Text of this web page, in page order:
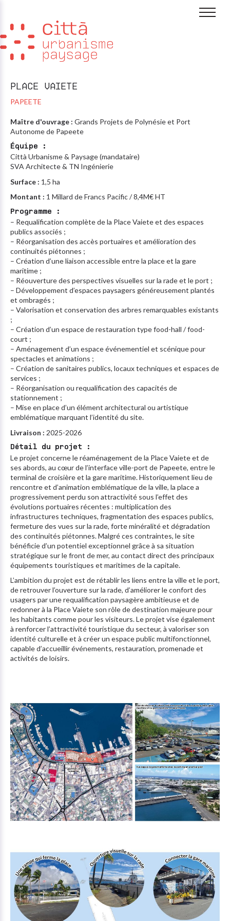
PLACE VAIETE
PAPEETE
Maître d'ouvrage : Grands Projets de Polynésie et Port
Autonome de Papeete
Équipe :
Città Urbanisme & Paysage (mandataire)
SVA Architecte & TN Ingénierie
Surface : 1,5 ha
Montant : 1 Millard de Francs Pacific / 8,4M€ HT
Programme :
– Requalification complète de la Place Vaiete et des espaces
publics associés ;
– Réorganisation des accès portuaires et amélioration des
continuités piétonnes ;
– Création d’une liaison accessible entre la place et la gare
maritime ;
– Réouverture des perspectives visuelles sur la rade et le port ;
– Développement d’espaces paysagers généreusement plantés
et ombragés ;
– Valorisation et conservation des arbres remarquables existants
;
– Création d’un espace de restauration type food-hall / food-
court ;
– Aménagement d’un espace événementiel et scénique pour
spectacles et animations ;
– Création de sanitaires publics, locaux techniques et espaces de
services ;
– Réorganisation ou requalification des capacités de
stationnement ;
– Mise en place d’un élément architectural ou artistique
emblématique marquant l’identité du site.
Livraison : 2025-2026
Détail du projet :
Le projet concerne le réaménagement de la Place Vaiete et de
ses abords, au cœur de l’interface ville-port de Papeete, entre le
terminal de croisière et la gare maritime. Historiquement lieu de
rencontre et d’animation emblématique de la ville, la place a
progressivement perdu son attractivité sous l’effet des
évolutions portuaires récentes : multiplication des
infrastructures techniques, fragmentation des espaces publics,
fermeture des vues sur la rade, forte minéralité et dégradation
des continuités piétonnes. Malgré ces contraintes, le site
bénéficie d’un potentiel exceptionnel grâce à sa situation
stratégique sur le front de mer, au contact direct des principaux
équipements touristiques et maritimes de la capitale.
L’ambition du projet est de rétablir les liens entre la ville et le port,
de retrouver l’ouverture sur la rade, d’améliorer le confort des
usagers par une requalification paysagère ambitieuse et de
redonner à la Place Vaiete son rôle de destination majeure pour
les habitants comme pour les visiteurs. Le projet vise également
à renforcer l’attractivité touristique du secteur, à valoriser son
identité culturelle et à créer un espace public multifonctionnel,
capable d’accueillir événements, restauration, promenade et
activités de loisirs.